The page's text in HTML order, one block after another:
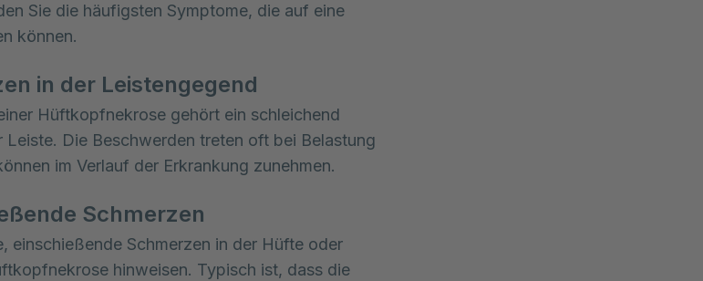
Sie die häufigsten Symptome, die auf eine
können.
in der Leistengegend
Hüftkopfnekrose gehört ein schleichend
Leiste. Die Beschwerden treten oft bei Belastung
im Verlauf der Erkrankung zunehmen.
Schmerzen
einschießende Schmerzen in der Hüfte oder
hinweisen. Typisch ist, dass die